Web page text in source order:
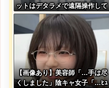
ットはデタラメで遠隔操作して
るだけ」
【画像あり】美容師「…手は尽
くしました」陰キャ女子「…ﾋｭ